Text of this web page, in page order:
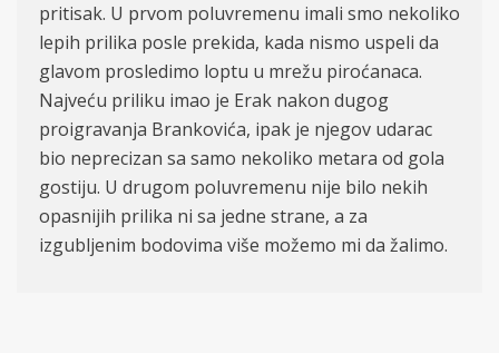
pritisak. U prvom poluvremenu imali smo nekoliko
lepih prilika posle prekida, kada nismo uspeli da
glavom prosledimo loptu u mrežu piroćanaca.
Najveću priliku imao je Erak nakon dugog
proigravanja Brankovića, ipak je njegov udarac
bio neprecizan sa samo nekoliko metara od gola
gostiju. U drugom poluvremenu nije bilo nekih
opasnijih prilika ni sa jedne strane, a za
izgubljenim bodovima više možemo mi da žalimo.